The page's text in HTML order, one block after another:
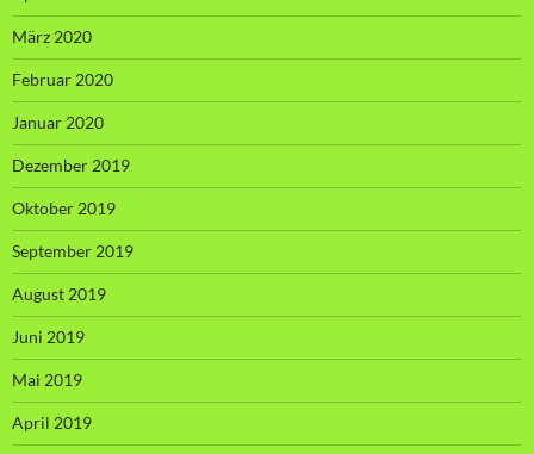
März 2020
Februar 2020
Januar 2020
Dezember 2019
Oktober 2019
September 2019
August 2019
Juni 2019
Mai 2019
April 2019